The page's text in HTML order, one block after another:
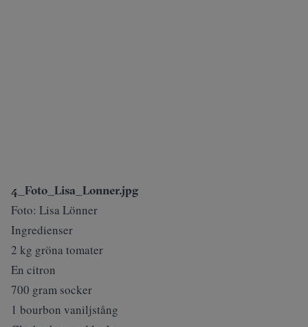
4_Foto_Lisa_Lonner.jpg
Foto: Lisa Lönner
Ingredienser
2 kg gröna tomater
En citron
700 gram socker
1 bourbon vaniljstång